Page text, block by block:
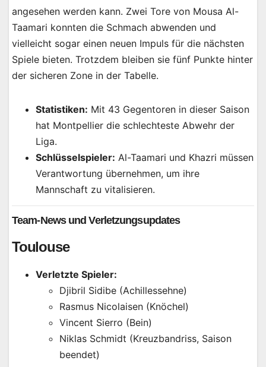
angesehen werden kann. Zwei Tore von Mousa Al-
Taamari konnten die Schmach abwenden und
vielleicht sogar einen neuen Impuls für die nächsten
Spiele bieten. Trotzdem bleiben sie fünf Punkte hinter
der sicheren Zone in der Tabelle.
Statistiken: Mit 43 Gegentoren in dieser Saison
hat Montpellier die schlechteste Abwehr der
Liga.
Schlüsselspieler: Al-Taamari und Khazri müssen
Verantwortung übernehmen, um ihre
Mannschaft zu vitalisieren.
Team-News und Verletzungsupdates
Toulouse
Verletzte Spieler:
Djibril Sidibe (Achillessehne)
Rasmus Nicolaisen (Knöchel)
Vincent Sierro (Bein)
Niklas Schmidt (Kreuzbandriss, Saison
beendet)